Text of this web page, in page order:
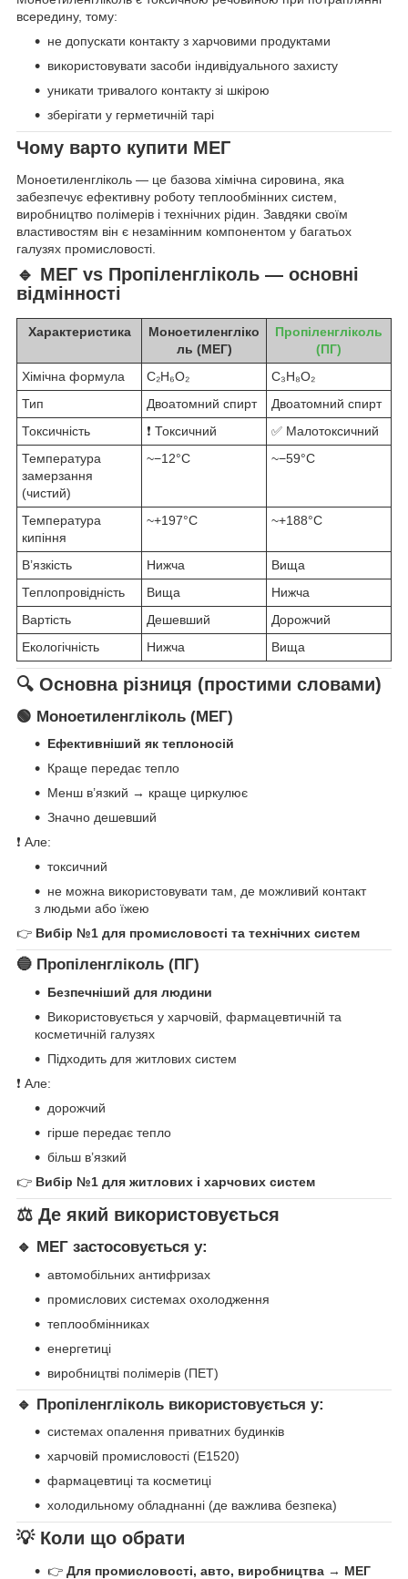
всередину, тому:
не допускати контакту з харчовими продуктами
використовувати засоби індивідуального захисту
уникати тривалого контакту зі шкірою
зберігати у герметичній тарі
Чому варто купити МЕГ
Моноетиленгліколь — це базова хімічна сировина, яка
забезпечує ефективну роботу теплообмінних систем,
виробництво полімерів і технічних рідин. Завдяки своїм
властивостям він є незамінним компонентом у багатьох
галузях промисловості.
🔹 МЕГ vs Пропіленгліколь — основні
відмінності
Характеристика
Моноетиленгліко
ль (МЕГ)
Пропіленгліколь
(ПГ)
Хімічна формула
C₂H₆O₂
C₃H₈O₂
Тип
Двоатомний спирт
Двоатомний спирт
Токсичність
❗ Токсичний
✅ Малотоксичний
Температура
замерзання
(чистий)
~−12°C ~−59°C
Температура
кипіння
~+197°C ~+188°C
В’язкість Нижча
Вища
Теплопровідність
Вища
Нижча
Вартість
Дешевший
Дорожчий
Екологічність
Нижча Вища
🔍 Основна різниця (простими словами)
🟢 Моноетиленгліколь (МЕГ)
Ефективніший як теплоносій
Краще передає тепло
Менш в’язкий → краще циркулює
Значно дешевший
❗ Але:
токсичний
не можна використовувати там, де можливий контакт
з людьми або їжею
👉 Вибір №1 для промисловості та технічних систем
🔵 Пропіленгліколь (ПГ)
Безпечніший для людини
Використовується у харчовій, фармацевтичній та
косметичній галузях
Підходить для житлових систем
❗ Але:
дорожчий
гірше передає тепло
більш в’язкий
👉 Вибір №1 для житлових і харчових систем
⚖️ Де який використовується
🔹 МЕГ застосовується у:
автомобільних антифризах
промислових системах охолодження
теплообмінниках
енергетиці
виробництві полімерів (ПЕТ)
🔹 Пропіленгліколь використовується у:
системах опалення приватних будинків
харчовій промисловості (E1520)
фармацевтиці та косметиці
холодильному обладнанні (де важлива безпека)
💡 Коли що обрати
👉 Для промисловості, авто, виробництва → МЕГ